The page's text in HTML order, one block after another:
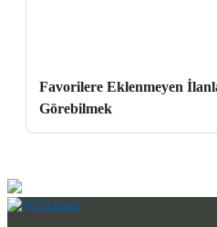
Favorilere Eklenmeyen
Görebilmek